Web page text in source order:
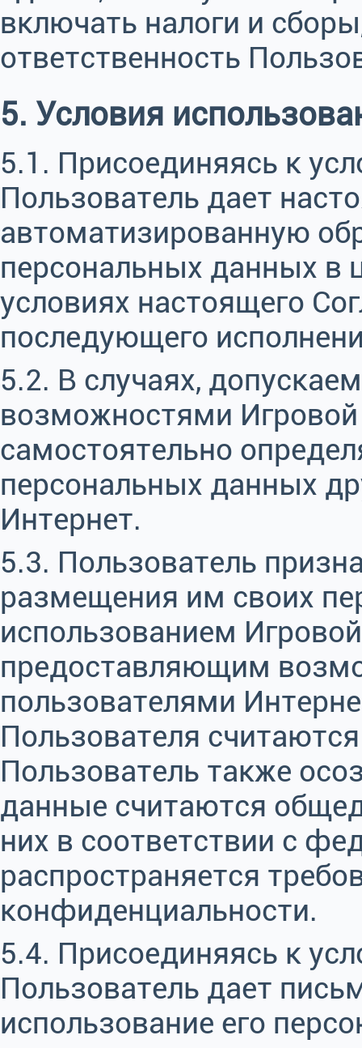
включать налоги и
ответственность
5. Условия
5.1. Присоединяясь к
Пользователь дает
автоматизированную
персональных данных в
условиях настоящего
последующего
5.2. В случаях,
возможностями
самостоятельно
персональных данных
Интернет.
5.3. Пользователь
размещения им своих
использованием
предоставляющим
пользователями
Пользователя
Пользователь также
данные считаются
них в соответствии с
распространяется
конфиденциальности.
5.4. Присоединяясь к
Пользователь дает
использование его